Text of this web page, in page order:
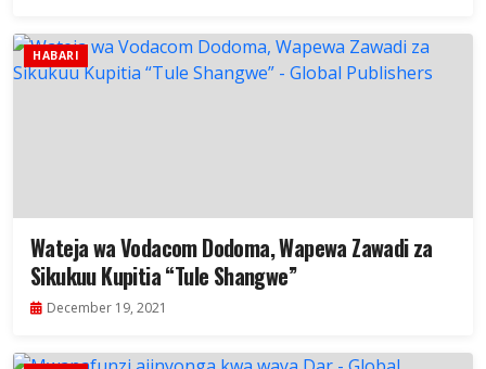
HABARI
Wateja wa Vodacom Dodoma, Wapewa Zawadi za
Sikukuu Kupitia “Tule Shangwe”
December 19, 2021